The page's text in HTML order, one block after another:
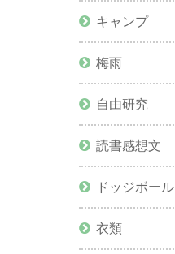
キャンプ
梅雨
自由研究
読書感想文
ドッジボール
衣類